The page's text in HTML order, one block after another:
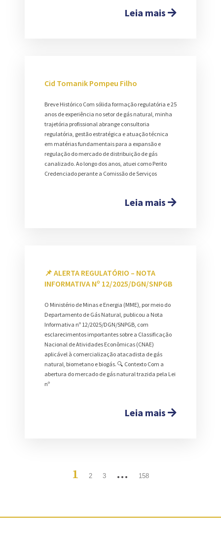
Leia mais
Cid Tomanik Pompeu Filho
Breve Histórico Com sólida formação regulatória e 25
anos de experiência no setor de gás natural, minha
trajetória profissional abrange consultoria
regulatória, gestão estratégica e atuação técnica
em matérias fundamentais para a expansão e
regulação do mercado de distribuição de gás
canalizado. Ao longo dos anos, atuei como Perito
Credenciado perante a Comissão de Serviços
Leia mais
📌 ALERTA REGULATÓRIO – NOTA
INFORMATIVA Nº 12/2025/DGN/SNPGB
O Ministério de Minas e Energia (MME), por meio do
Departamento de Gás Natural, publicou a Nota
Informativa nº 12/2025/DGN/SNPGB, com
esclarecimentos importantes sobre a Classificação
Nacional de Atividades Econômicas (CNAE)
aplicável à comercialização atacadista de gás
natural, biometano e biogás. 🔍 Contexto Com a
abertura do mercado de gás natural trazida pela Lei
nº
Leia mais
1 2 3 … 158